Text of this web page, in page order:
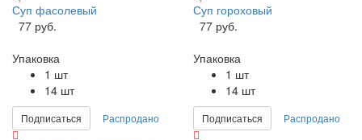
Суп фасолевый
77 руб.
Упаковка
1 шт
14 шт
Подписаться Распродано
Суп гороховый
77 руб.
Упаковка
1 шт
14 шт
Подписаться Распродано